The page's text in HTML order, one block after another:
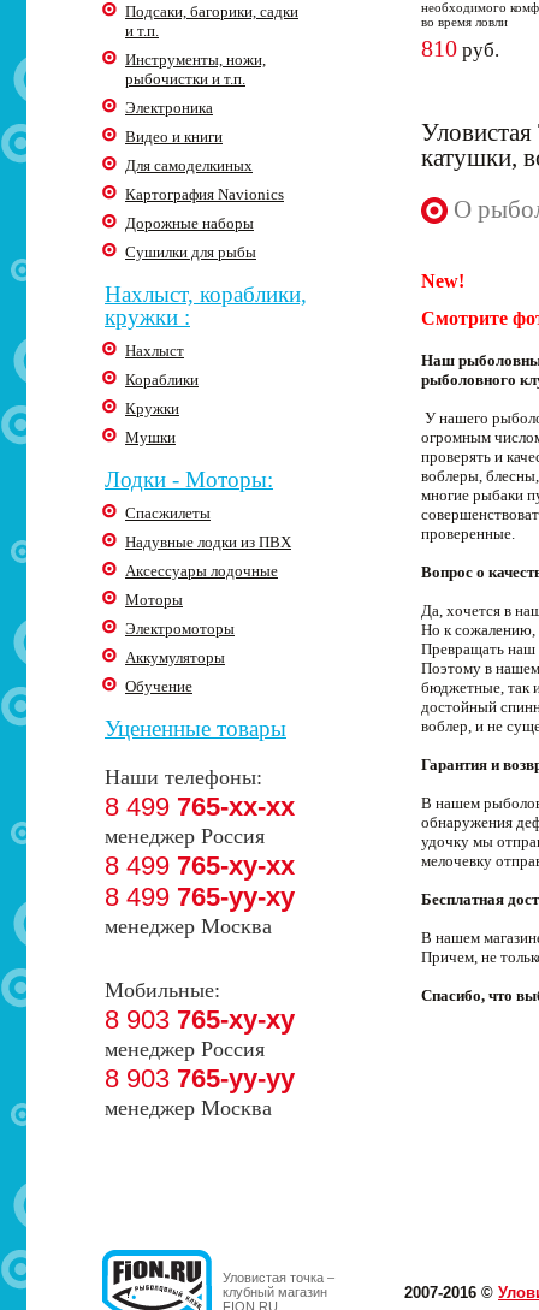
Подсаки, багорики, садки
и т.п.
Инструменты, ножи,
рыбочистки и т.п.
Электроника
Видео и книги
Для самоделкиных
Картография Navionics
Дорожные наборы
Сушилки для рыбы
Нахлыст, кораблики,
кружки :
Нахлыст
Кораблики
Кружки
Мушки
Лодки - Моторы:
Спасжилеты
Надувные лодки из ПВХ
Аксессуары лодочные
Моторы
Электромоторы
Аккумуляторы
Обучение
Уцененные товары
Наши телефоны:
8 499 765-xx-xx
менеджер Россия
8 499 765-xy-xx
8 499 765-yy-xy
менеджер Москва
Мобильные:
8 903 765-xy-xy
менеджер Россия
8 903 765-yy-yy
менеджер Москва
необходимого
во время ловли
810 руб.
катушки,
О
New!
Смотрите
Наш
рыболовного
У нашего
огромным
проверять и
воблеры,
многие рыбаки
проверенные.
Вопрос о
Да, хочется в
Но к сожалению,
Превращать наш
Поэтому в
бюджетные, так
достойный
воблер, и не
Гарантия и
В нашем
обнаружения
удочку мы
мелочевку
Бесплатная
В нашем
Причем, не
Спасибо, что
Уловистая точка –
клубный магазин
FION.RU
2007-2016 ©